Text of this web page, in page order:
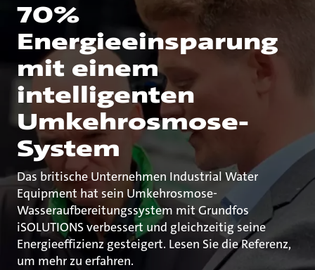
70%
Energieeinsparung
mit einem
intelligenten
Umkehrosmose-
System
Das britische Unternehmen Industrial Water
Equipment hat sein Umkehrosmose-
Wasseraufbereitungssystem mit Grundfos
iSOLUTIONS verbessert und gleichzeitig seine
Energieeffizienz gesteigert. Lesen Sie die Referenz,
um mehr zu erfahren.